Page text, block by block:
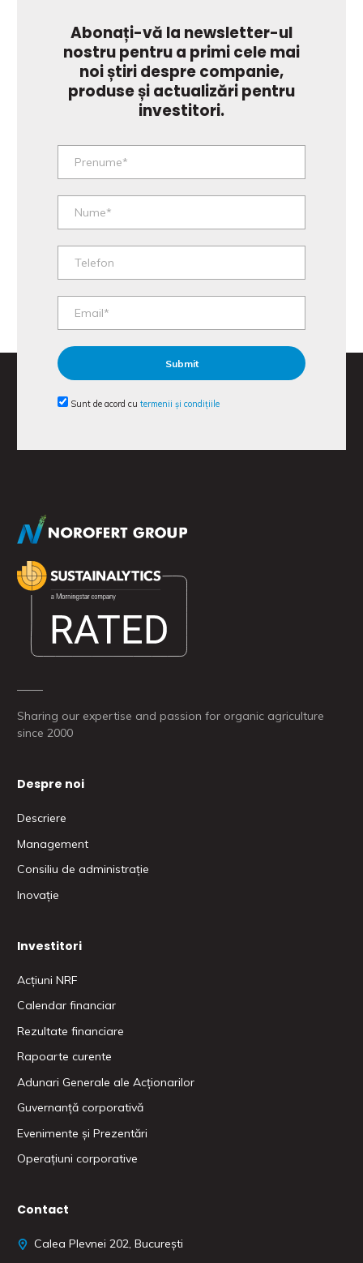
Abonați-vă la newsletter-ul
nostru pentru a primi cele mai
noi știri despre companie,
produse și actualizări pentru
investitori.
Sunt de acord cu termenii și condițiile
Sharing our expertise and passion for organic agriculture
since 2000
Despre noi
Descriere
Management
Consiliu de administrație
Inovație
Investitori
Acțiuni NRF
Calendar financiar
Rezultate financiare
Rapoarte curente
Adunari Generale ale Acționarilor
Guvernanță corporativă
Evenimente și Prezentări
Operațiuni corporative
Contact
Calea Plevnei 202, București